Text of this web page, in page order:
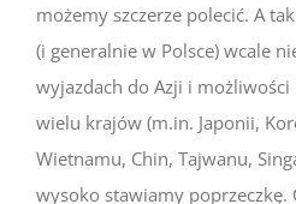
możemy szczerze polecić. A
(i generalnie w Polsce) wcale
wyjazdach do Azji i
wielu krajów (m.in. Japonii,
Wietnamu, Chin, Tajwanu,
wysoko stawiamy poprzeczkę.